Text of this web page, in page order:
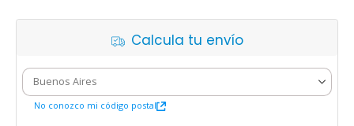
Calcula tu envío
No conozco mi código postal